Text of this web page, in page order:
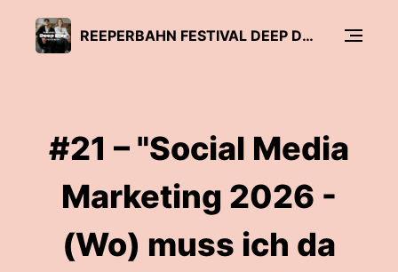
REEPERBAHN FESTIVAL DEEP DIVE
#21 – "Social Media
Marketing 2026 -
(Wo) muss ich da